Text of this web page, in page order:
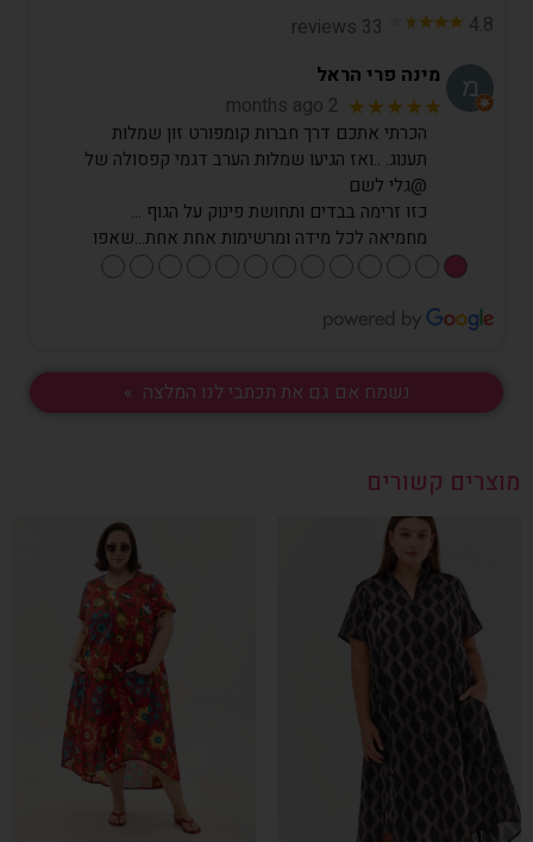
4.8
33 reviews
מינה פרי הראל
★★★★★
2 months ago
הכרתי אתכם דרך חברות קומפורט זון שמלות
תענוג. ..ואז הגיעו שמלות הערב דגמי קפסולה של
@גלי לשם
כזו זרימה בבדים ותחושת פינוק על הגוף …
מחמיאה לכל מידה ומרשימות אחת אחת…שאפו
●
●
●
●
●
●
●
●
●
●
●
●
●
נשמח אם גם את תכתבי לנו המלצה »
מוצרים קשורים